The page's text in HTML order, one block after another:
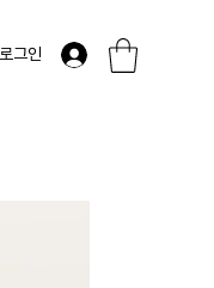
로그인